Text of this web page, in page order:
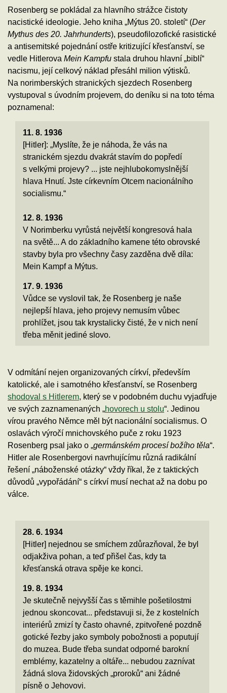
Rosenberg se pokládal za hlavního strážce čistoty
nacistické ideologie. Jeho kniha „Mýtus 20. století“ (Der
Mythus des 20. Jahrhunderts), pseudofilozofické rasistické
a antisemitské pojednání ostře kritizující křesťanství, se
vedle Hitlerova Mein Kampfu stala druhou hlavní „biblí“
nacismu, její celkový náklad přesáhl milion výtisků.
Na norimberských stranických sjezdech Rosenberg
vystupoval s úvodním projevem, do deníku si na toto téma
poznamenal:
11. 8. 1936
[Hitler]: „Myslíte, že je náhoda, že vás na
stranickém sjezdu dvakrát stavím do popředí
s velkými projevy? ... jste nejhlubokomyslnější
hlava Hnutí. Jste církevním Otcem nacionálního
socialismu.“
12. 8. 1936
V Norimberku vyrůstá největší kongresová hala
na světě... A do základního kamene této obrovské
stavby byla pro všechny časy zazděna dvě díla:
Mein Kampf a Mýtus.
17. 9. 1936
Vůdce se vyslovil tak, že Rosenberg je naše
nejlepší hlava, jeho projevy nemusím vůbec
prohlížet, jsou tak krystalicky čisté, že v nich není
třeba měnit jediné slovo.
V odmítání nejen organizovaných církví, především
katolické, ale i samotného křesťanství, se Rosenberg
shodoval s Hitlerem, který se v podobném duchu vyjadřuje
ve svých zaznamenaných „hovorech u stolu“. Jedinou
vírou pravého Němce měl být nacionální socialismus. O
oslavách výročí mnichovského puče z roku 1923
Rosenberg psal jako o „germánském procesí božího těla“.
Hitler ale Rosenbergovi navrhujícímu různá radikální
řešení „náboženské otázky“ vždy říkal, že z taktických
důvodů „vypořádání“ s církví musí nechat až na dobu po
válce.
28. 6. 1934
[Hitler] nejednou se smíchem zdůrazňoval, že byl
odjakživa pohan, a teď přišel čas, kdy ta
křesťanská otrava spěje ke konci.
19. 8. 1934
Je skutečně nejvyšší čas s těmihle pošetilostmi
jednou skoncovat... představuji si, že z kostelních
interiérů zmizí ty často ohavné, zpitvořené pozdně
gotické řezby jako symboly pobožnosti a poputují
do muzea. Bude třeba sundat odporné barokní
emblémy, kazatelny a oltáře... nebudou zaznívat
žádná slova židovských „proroků“ ani žádné
písně o Jehovovi.